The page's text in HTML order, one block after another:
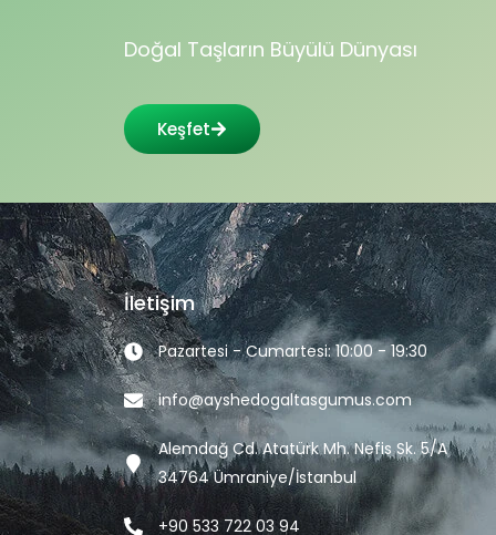
Doğal Taşların Büyülü Dünyası
Keşfet
İletişim
Pazartesi - Cumartesi: 10:00 - 19:30
info@ayshedogaltasgumus.com
Alemdağ Cd. Atatürk Mh. Nefis Sk. 5/A
34764 Ümraniye/İstanbul
+90 533 722 03 94